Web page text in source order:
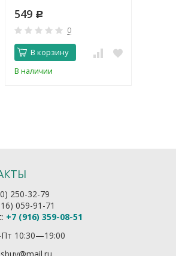
549 Р
0
В корзину
В наличии
250-32-79
059-91-71
+7 (916) 359-08-51
10:30—19:00